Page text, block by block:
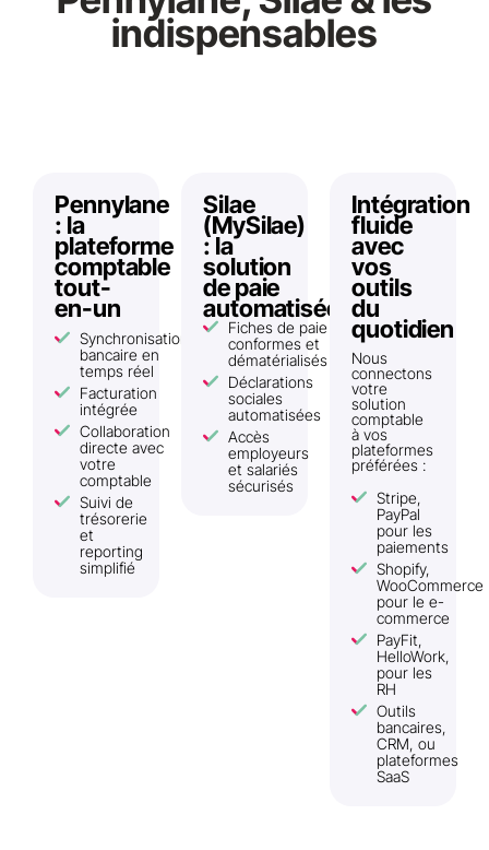
indispensables
Pennylane
: la
plateforme
comptable
tout-
en-un
Synchronisation
bancaire en
temps réel
Facturation
intégrée
Collaboration
directe avec
votre
comptable
Suivi de
trésorerie
et
reporting
simplifié
Silae
(MySilae)
: la
solution
de paie
automatisée
Fiches de paie
conformes et
dématérialisés
Déclarations
sociales
automatisées
Accès
employeurs
et salariés
sécurisés
Intégration
fluide
avec
vos
outils
du
quotidien
Nous
connectons
votre
solution
comptable
à vos
plateformes
préférées :
Stripe,
PayPal
pour les
paiements
Shopify,
WooCommerce
pour le e-
commerce
PayFit,
HelloWork,
pour les
RH
Outils
bancaires,
CRM, ou
plateformes
SaaS